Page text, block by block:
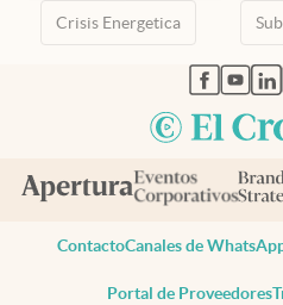
Crisis Energetica
abre en
ContactoCanales de
Portal de Proveedores